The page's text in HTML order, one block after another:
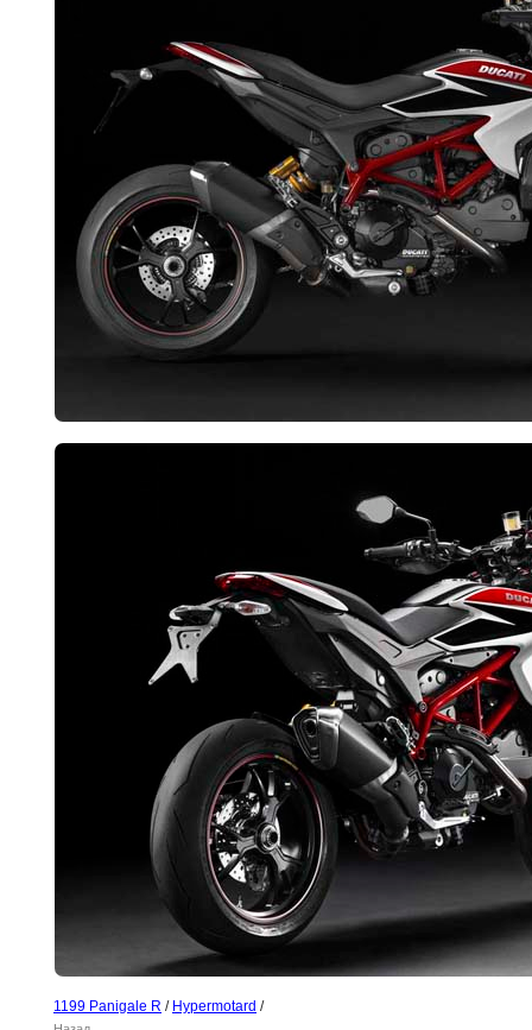
1199 Panigale R / Hypermotard /